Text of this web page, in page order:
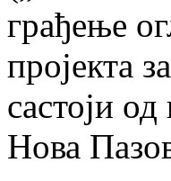
грађење
пројекта
састоји
Нова